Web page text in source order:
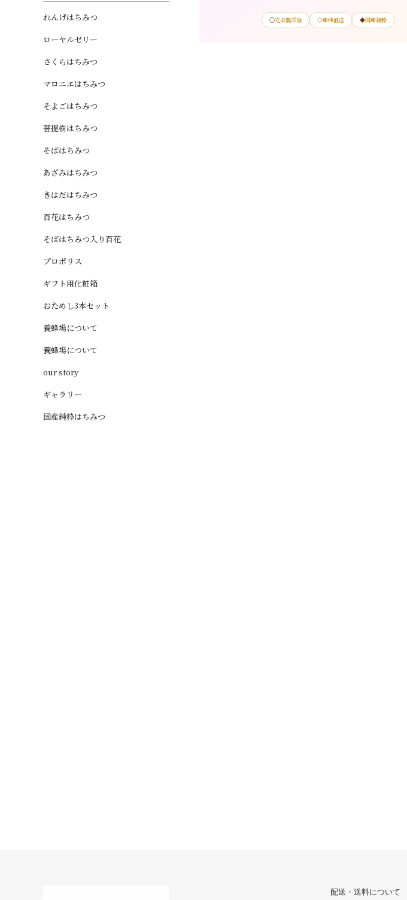
○完全無添加 ◇産地直送 ◆国産純粋
れんげはちみつ
ローヤルゼリー
さくらはちみつ
マロニエはちみつ
そよごはちみつ
菩提樹はちみつ
そばはちみつ
あざみはちみつ
きはだはちみつ
百花はちみつ
そばはちみつ入り百花
プロポリス
ギフト用化粧箱
おためし3本セット
養蜂場について
養蜂場について
our story
ギャラリー
国産純粋はちみつ
配送・送料について